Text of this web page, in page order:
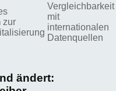
zur
Vergleichbarkeit
mit
internationalen
Datenquellen
ändert: